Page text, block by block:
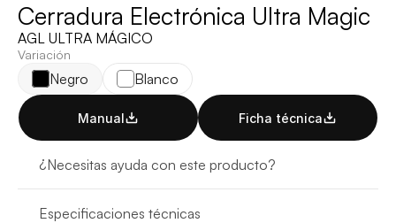
Cerradura Electrónica Ultra Magic
AGL ULTRA MÁGICO
Variación
Negro Blanco
Manual Ficha técnica
¿Necesitas ayuda con este producto?
Especificaciones técnicas